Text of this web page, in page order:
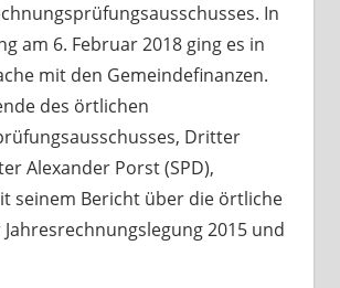
In
am 6. Februar 2018 ging es in
mit den Gemeindefinanzen.
des örtlichen
Dritter
Alexander Porst (SPD),
seinem Bericht über die örtliche
2015 und